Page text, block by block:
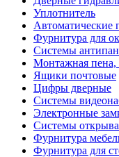
Уплотнитель
Автоматические
Фурнитура для
Системы
Монтажная пена,
Ящики почтовые
Цифры дверные
Системы
Электронные
Системы
Фурнитура
Фурнитура для